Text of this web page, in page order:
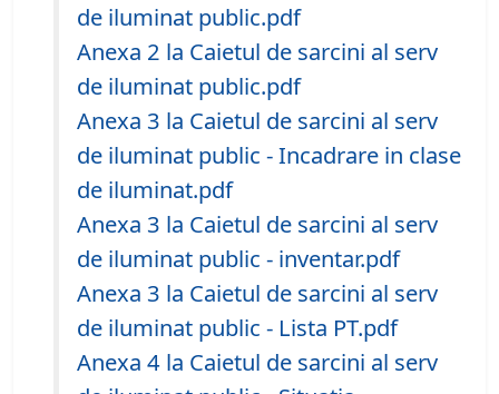
de iluminat public.pdf
Anexa 2 la Caietul de sarcini al serv
de iluminat public.pdf
Anexa 3 la Caietul de sarcini al serv
de iluminat public - Incadrare in clase
de iluminat.pdf
Anexa 3 la Caietul de sarcini al serv
de iluminat public - inventar.pdf
Anexa 3 la Caietul de sarcini al serv
de iluminat public - Lista PT.pdf
Anexa 4 la Caietul de sarcini al serv